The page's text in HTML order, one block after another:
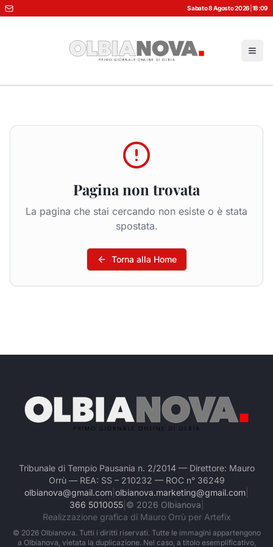
Sabato 8 Agosto 2026 18:09
Pagina non trovata
La pagina che stai cercando non esiste o è stata
spostata.
Torna alla Home
Tribunale di Tempio Pausania n. 2/2014 — Direttore: Mauro
Orrù — REA: SS – 210232 — ROC n° 36249
olbianova@gmail.com olbianova.marketing@gmail.com
366 5010055| © 2026 Olbianova
Realizzazione grafica di Mauro Orrù per Artefix
© 2026Olbianova. Tutti i diritti riservati. Tutte le immagini appartengono
a Olbianova, vietata la duplicazione. Nel caso, a titolo esemplificativo,